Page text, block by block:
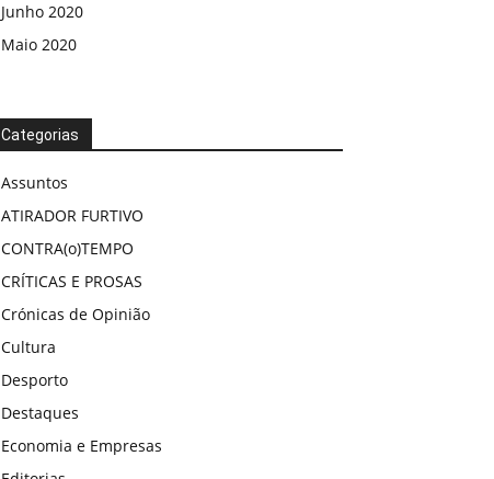
Junho 2020
Maio 2020
Categorias
Assuntos
ATIRADOR FURTIVO
CONTRA(o)TEMPO
CRÍTICAS E PROSAS
Crónicas de Opinião
Cultura
Desporto
Destaques
Economia e Empresas